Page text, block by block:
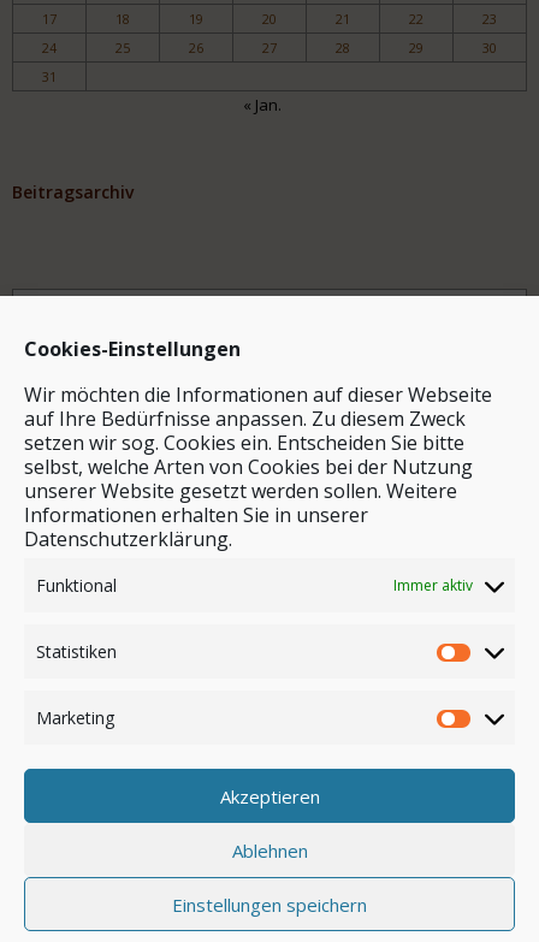
Cookies-Einstellungen
Wir möchten die Informationen auf dieser Webseite
auf Ihre Bedürfnisse anpassen. Zu diesem Zweck
setzen wir sog. Cookies ein. Entscheiden Sie bitte
selbst, welche Arten von Cookies bei der Nutzung
unserer Website gesetzt werden sollen. Weitere
Informationen erhalten Sie in unserer
Datenschutzerklärung.
Funktional Immer aktiv
Statistiken
Marketing
Akzeptieren
Ablehnen
Einstellungen speichern
17
18 19 20 21 22
23
24
25 26 27 28 29
30
31
« Jan.
Beitragsarchiv
Archiv
Stichwortsuche
Anmelden
© by safar-reiseblog.de